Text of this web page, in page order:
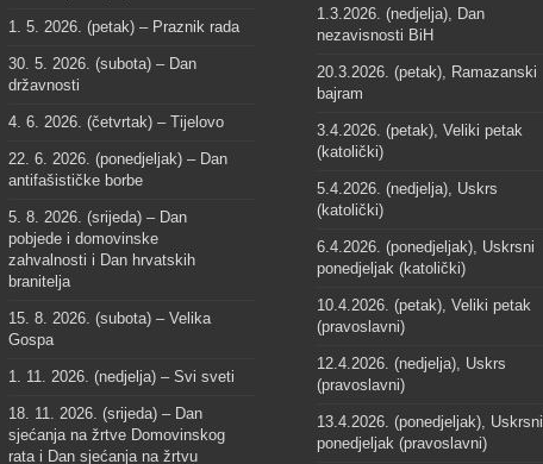
1. 5. 2026. (petak) – Praznik rada
30. 5. 2026. (subota) – Dan
državnosti
4. 6. 2026. (četvrtak) – Tijelovo
22. 6. 2026. (ponedjeljak) – Dan
antifašističke borbe
5. 8. 2026. (srijeda) – Dan
pobjede i domovinske
zahvalnosti i Dan hrvatskih
branitelja
15. 8. 2026. (subota) – Velika
Gospa
1. 11. 2026. (nedjelja) – Svi sveti
18. 11. 2026. (srijeda) – Dan
sjećanja na žrtve Domovinskog
rata i Dan sjećanja na žrtvu
1.3.2026. (nedjelja), Dan
nezavisnosti BiH
20.3.2026. (petak), Ramazanski
bajram
3.4.2026. (petak), Veliki petak
(katolički)
5.4.2026. (nedjelja), Uskrs
(katolički)
6.4.2026. (ponedjeljak), Uskrsni
ponedjeljak (katolički)
10.4.2026. (petak), Veliki petak
(pravoslavni)
12.4.2026. (nedjelja), Uskrs
(pravoslavni)
13.4.2026. (ponedjeljak), Uskrsni
ponedjeljak (pravoslavni)